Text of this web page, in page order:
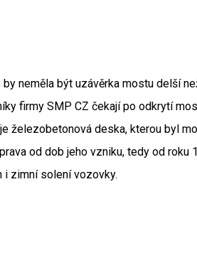
neměla být uzávěrka mostu delší
firmy SMP CZ čekají po odkrytí
železobetonová deska, kterou byl
od dob jeho vzniku, tedy od roku
i zimní solení vozovky.